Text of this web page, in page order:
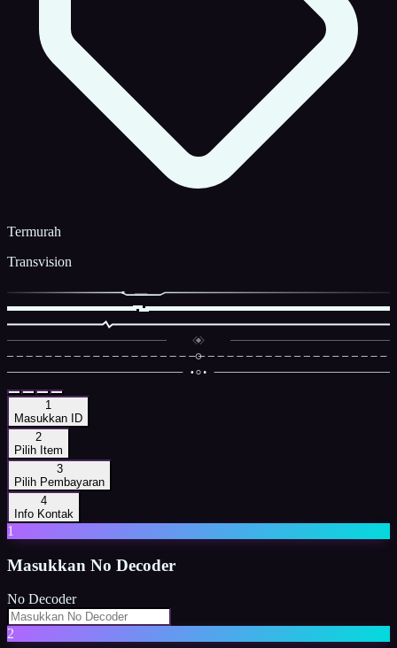
Termurah
Transvision
1
Masukkan ID
2
Pilih Item
3
Pilih Pembayaran
4
Info Kontak
1
Masukkan No Decoder
No Decoder
2